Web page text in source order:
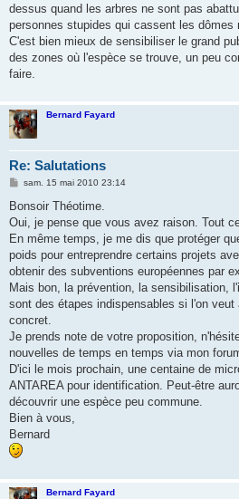
dessus quand les arbres ne sont pas
personnes stupides qui cassent les dômes
C'est bien mieux de sensibiliser le grand
des zones où l'espèce se trouve, un peu
faire.
Bernard Fayard
Re: Salutations
M
s
a
g
sam. 15 mai 2010 23:14
Bonsoir Théotime.
Oui, je pense que vous avez raison. Tout
En même temps, je me dis que protéger
poids pour entreprendre certains projets
obtenir des subventions européennes par
Mais bon, la prévention, la sensibilisation,
sont des étapes indispensables si l'on veut
concret.
Je prends note de votre proposition,
nouvelles de temps en temps via mon
D'ici le mois prochain, une centaine de
ANTAREA pour identification. Peut-être
découvrir une espèce peu commune.
Bien à vous,
Bernard
Bernard Fayard